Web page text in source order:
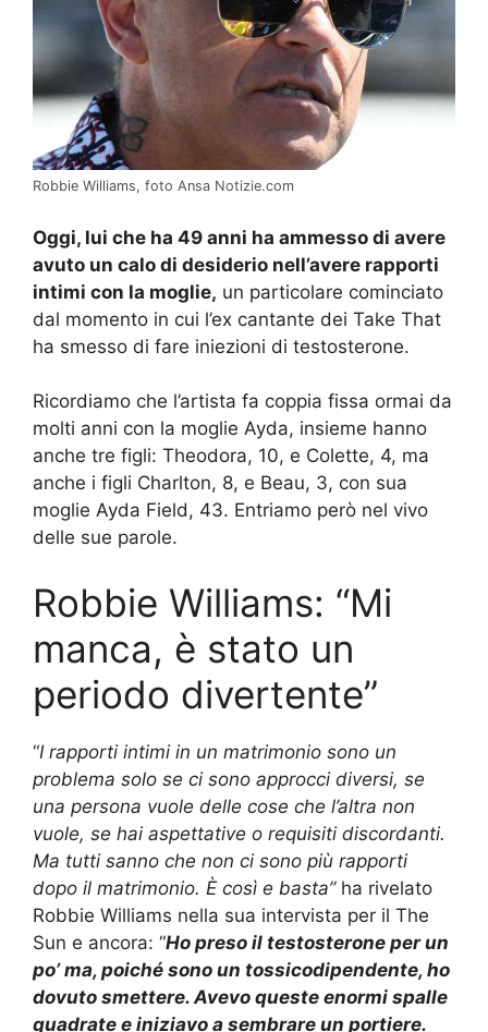
Robbie Williams, foto Ansa Notizie.com
Oggi, lui che ha 49 anni ha ammesso di avere
avuto un calo di desiderio nell’avere rapporti
intimi con la moglie, un particolare cominciato
dal momento in cui l’ex cantante dei Take That
ha smesso di fare iniezioni di testosterone.
Ricordiamo che l’artista fa coppia fissa ormai da
molti anni con la moglie Ayda, insieme hanno
anche tre figli: Theodora, 10, e Colette, 4, ma
anche i figli Charlton, 8, e Beau, 3, con sua
moglie Ayda Field, 43. Entriamo però nel vivo
delle sue parole.
Robbie Williams: “Mi
manca, è stato un
periodo divertente”
“I rapporti intimi in un matrimonio sono un
problema solo se ci sono approcci diversi, se
una persona vuole delle cose che l’altra non
vuole, se hai aspettative o requisiti discordanti.
Ma tutti sanno che non ci sono più rapporti
dopo il matrimonio. È così e basta”ha rivelato
Robbie Williams nella sua intervista per il The
Sun e ancora: “Ho preso il testosterone per un
po’ ma, poiché sono un tossicodipendente, ho
dovuto smettere. Avevo queste enormi spalle
quadrate e iniziavo a sembrare un portiere.